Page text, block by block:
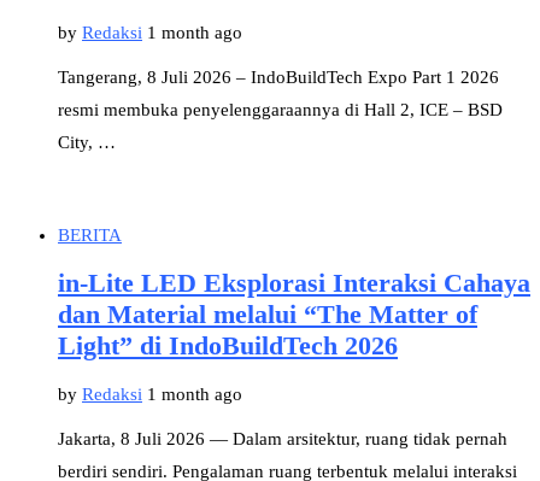
by Redaksi 1 month ago
Tangerang, 8 Juli 2026 – IndoBuildTech Expo Part 1 2026
resmi membuka penyelenggaraannya di Hall 2, ICE – BSD
City, …
BERITA
in-Lite LED Eksplorasi Interaksi Cahaya
dan Material melalui “The Matter of
Light” di IndoBuildTech 2026
by Redaksi 1 month ago
Jakarta, 8 Juli 2026 — Dalam arsitektur, ruang tidak pernah
berdiri sendiri. Pengalaman ruang terbentuk melalui interaksi